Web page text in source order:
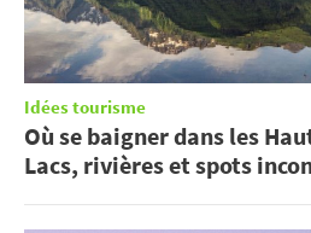
Idées tourisme
Où se baigner dans les
Lacs, rivières et spots